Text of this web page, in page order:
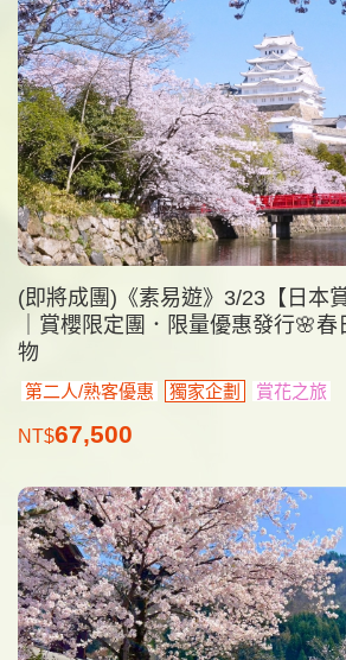
(即將成團)《素易遊》3/23【日本
｜賞櫻限定團．限量優惠發行🌸
物
第二人/熟客優惠 獨家企劃 賞花之旅
NT$67,500